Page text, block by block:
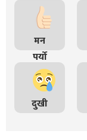
मन
पर्यो
दुखी